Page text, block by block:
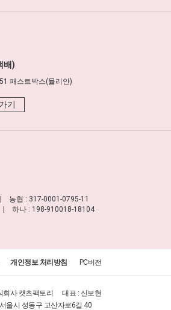
배)
패스트박스(뮬리안)
기
협 : 317-0001-0795-11
하나 : 198-910018-18104
개인정보 처리방침 PC버전
회사 캣츠팩토리
대표 : 신보현
울시 성동구 고산자로6길 40